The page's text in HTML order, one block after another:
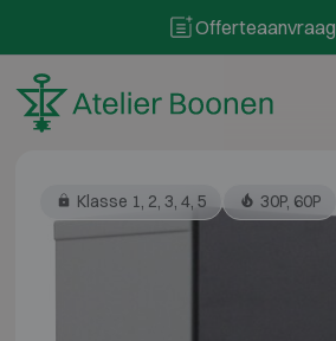
Offerteaanvraag
Klasse 1, 2, 3, 4, 5 30P, 60P